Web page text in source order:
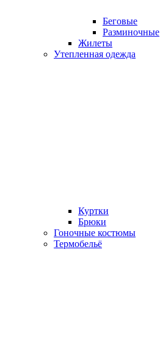
Беговые
Разминочные
Жилеты
Утепленная одежда
Куртки
Брюки
Гоночные костюмы
Термобельё